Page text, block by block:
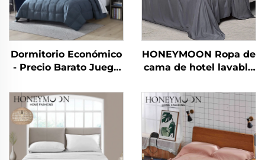
Dormitorio Económico
- Precio Barato Juego
Hogar Uso en
Dormitorio
HONEYMOON Ropa de
cama de hotel lavable
% bambú en sateén 4
piezas refrescante
suave y sedosa
tamaño queen diseño
exclusivo